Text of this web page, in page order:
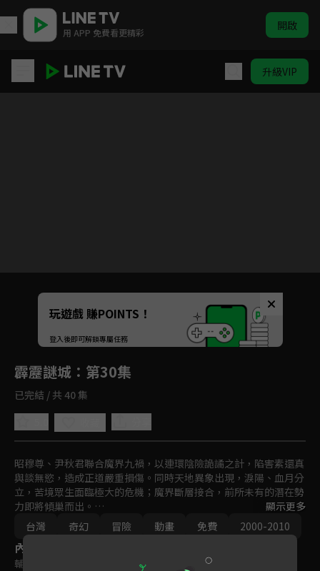
用 APP 免費看更精彩 開啟
升級VIP
Unmute
如有不便請見諒
玩遊戲 賺POINTS！
登入後即可解鎖專屬任務
霹靂謎城 ：第30集
已完結 / 共 40 集
昭穆尊、尹秋君聯合魔界九禍，以連環陰險詭譎之計，陷害素還真
與談無慾，造成正道嚴重損傷。同時天地異象出現，淚陽、血月分
立，苦境眾生面臨極大的危機；魔界斷層接合，前所未有的潛在勢
力即將傾巢而出。
百世經綸一頁書、六絃之首蒼、一步蓮華等三名正道先驅，將如何
聯手力挽狂瀾？靛羽風蓮、業火紅蓮、墨淵水蓮，這三人又會為武
林帶來怎樣的轉機？長生殿、不老城，兩者之中究竟藏有什麼秘
密？請期待霹靂布袋戲之『霹靂謎城』。
顯示更多
台灣
奇幻 冒險 動畫 免費 2000-2010
內容標籤
輔導十二歲級